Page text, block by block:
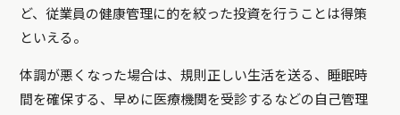
ど、従業員の健康管理に的を絞った投資を行うことは得策
といえる。
体調が悪くなった場合は、規則正しい生活を送る、睡眠時
間を確保する、早めに医療機関を受診するなどの自己管理